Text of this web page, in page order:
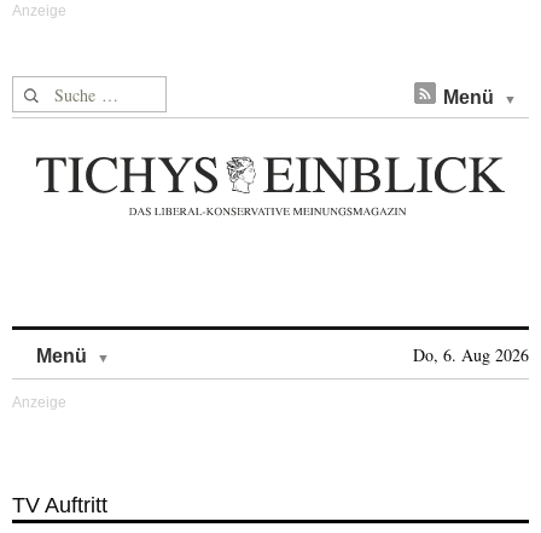
Suche nach: Menü
Menü Do, 6. Aug 2026
TV Auftritt